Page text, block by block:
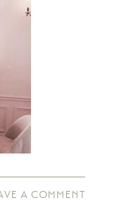
A COMMENT